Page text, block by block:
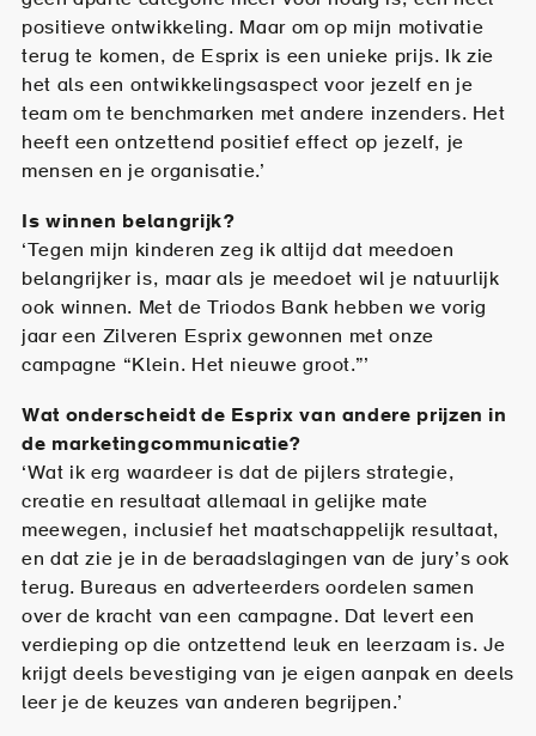
positieve ontwikkeling. Maar om op mijn motivatie
terug te komen, de Esprix is een unieke prijs. Ik zie
het als een ontwikkelingsaspect voor jezelf en je
team om te benchmarken met andere inzenders. Het
heeft een ontzettend positief effect op jezelf, je
mensen en je organisatie.’
Is winnen belangrijk?
‘Tegen mijn kinderen zeg ik altijd dat meedoen
belangrijker is, maar als je meedoet wil je natuurlijk
ook winnen. Met de Triodos Bank hebben we vorig
jaar een Zilveren Esprix gewonnen met onze
campagne “Klein. Het nieuwe groot.”’
Wat onderscheidt de Esprix van andere prijzen in
de marketingcommunicatie?
‘Wat ik erg waardeer is dat de pijlers strategie,
creatie en resultaat allemaal in gelijke mate
meewegen, inclusief het maatschappelijk resultaat,
en dat zie je in de beraadslagingen van de jury’s ook
terug. Bureaus en adverteerders oordelen samen
over de kracht van een campagne. Dat levert een
verdieping op die ontzettend leuk en leerzaam is. Je
krijgt deels bevestiging van je eigen aanpak en deels
leer je de keuzes van anderen begrijpen.’